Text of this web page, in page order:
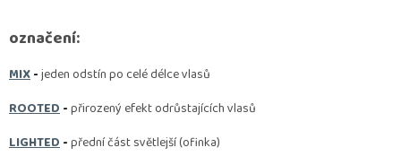
označení:
MIX-jeden odstín po celé délce vlasů
ROOTED-přirozený efekt odrůstajících vlasů
LIGHTED-přední část světlejší (ofinka)